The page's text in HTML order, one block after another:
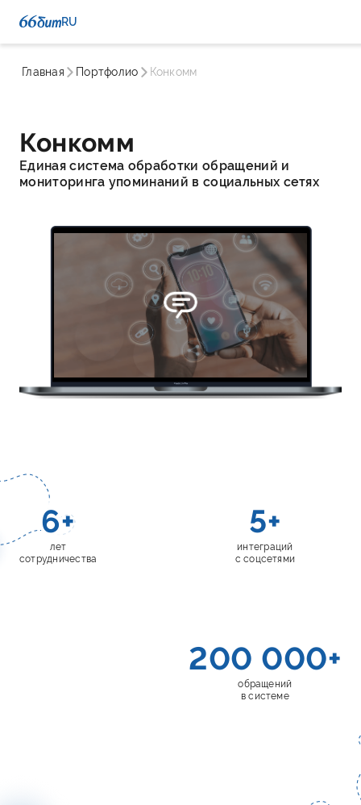
RU
Главная Портфолио Конкомм
Конкомм
Единая система обработки обращений и
мониторинга упоминаний в социальных сетях
6+
лет
сотрудничества
200 000+
обращений
в системе
5+
интеграций
с соцсетями